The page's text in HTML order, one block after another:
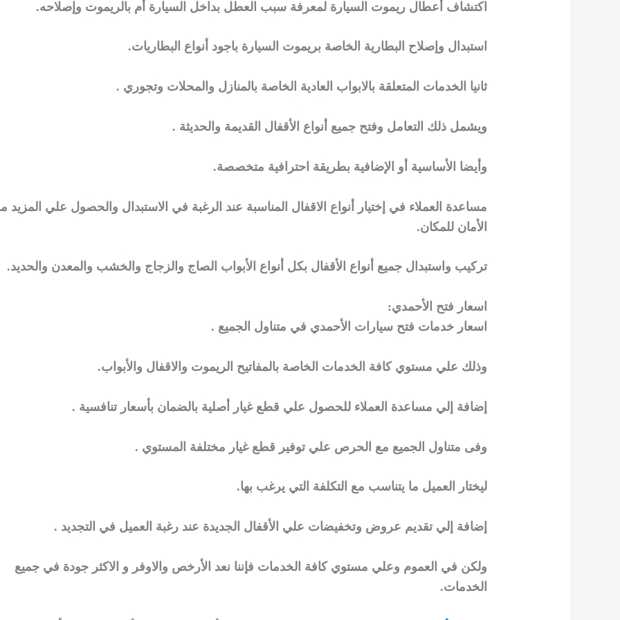
اكتشاف أعطال ريموت السيارة لمعرفة سبب العطل بداخل السيارة أم بالريموت وإصلاحه.
استبدال وإصلاح البطارية الخاصة بريموت السيارة باجود أنواع البطاريات.
ثانيا الخدمات المتعلقة بالابواب العادية الخاصة بالمنازل والمحلات وتجوري .
ويشمل ذلك التعامل وفتح جميع أنواع الأقفال القديمة والحديثة .
وأيضا الأساسية أو الإضافية بطريقة احترافية متخصصة.
مساعدة العملاء في إختيار أنواع الاقفال المناسبة عند الرغبة في الاستبدال والحصول علي المزيد
الأمان للمكان.
تركيب واستبدال جميع أنواع الأقفال بكل أنواع الأبواب الصاج والزجاج والخشب والمعدن والحديد.
اسعار فتح الأحمدي:
اسعار خدمات فتح سيارات الأحمدي في متناول الجميع .
وذلك علي مستوي كافة الخدمات الخاصة بالمفاتيح الريموت والاقفال والأبواب.
إضافة إلي مساعدة العملاء للحصول علي قطع غيار أصلية بالضمان بأسعار تنافسية .
وفى متناول الجميع مع الحرص علي توفير قطع غيار مختلفة المستوي .
ليختار العميل ما يتناسب مع التكلفة التي يرغب بها.
إضافة إلي تقديم عروض وتخفيضات علي الأقفال الجديدة عند رغبة العميل في التجديد .
ولكن في العموم وعلي مستوي كافة الخدمات فإننا نعد الأرخص والاوفر و الاكثر جودة في جميع
الخدمات.